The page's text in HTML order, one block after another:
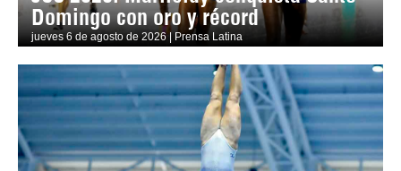
Domingo con oro y récord
jueves 6 de agosto de 2026 | Prensa Latina